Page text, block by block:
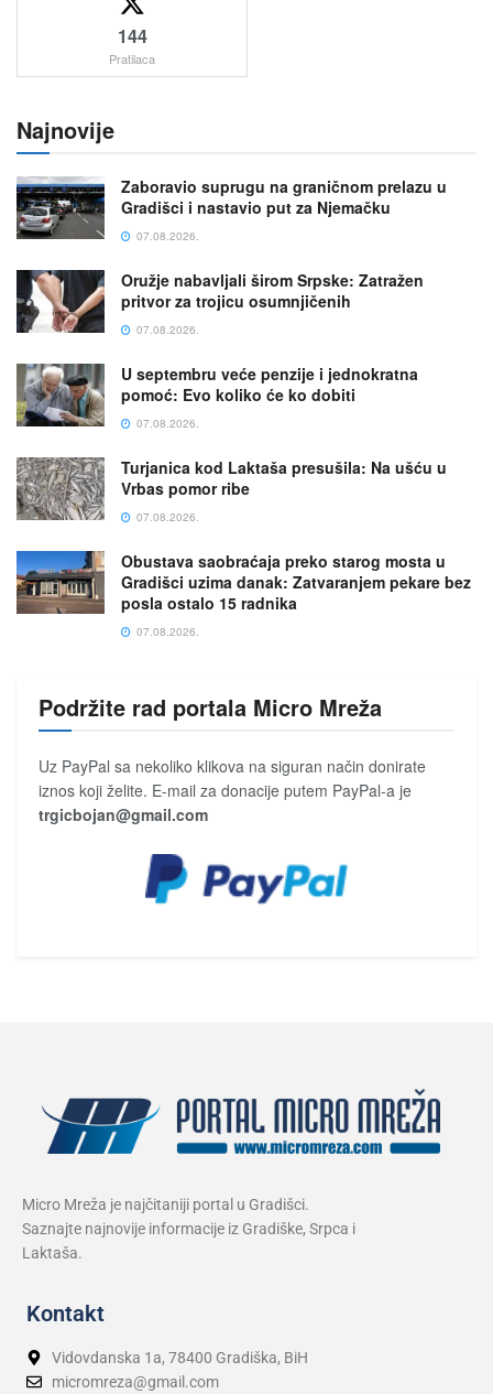
144
Pratilaca
Najnovije
Zaboravio suprugu na graničnom prelazu u
Gradišci i nastavio put za Njemačku
07.08.2026.
Oružje nabavljali širom Srpske: Zatražen
pritvor za trojicu osumnjičenih
07.08.2026.
U septembru veće penzije i jednokratna
pomoć: Evo koliko će ko dobiti
07.08.2026.
Turjanica kod Laktaša presušila: Na ušću u
Vrbas pomor ribe
07.08.2026.
Obustava saobraćaja preko starog mosta u
Gradišci uzima danak: Zatvaranjem pekare bez
posla ostalo 15 radnika
07.08.2026.
Podržite rad portala Micro Mreža
Uz PayPal sa nekoliko klikova na siguran način donirate
iznos koji želite. E-mail za donacije putem PayPal-a je
trgicbojan@gmail.com
Micro Mreža je najčitaniji portal u Gradišci.
Saznajte najnovije informacije iz Gradiške, Srpca i
Laktaša.
Kontakt
Vidovdanska 1a, 78400 Gradiška, BiH
micromreza@gmail.com